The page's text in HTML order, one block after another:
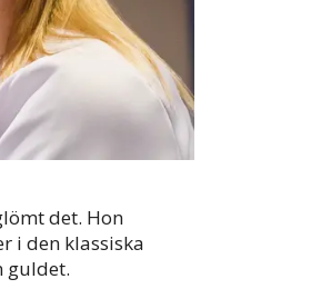
det. Hon
i den klassiska
guldet.